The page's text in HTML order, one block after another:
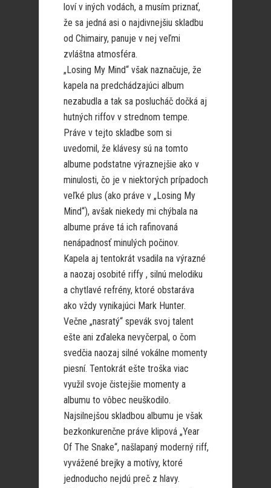
loví v iných vodách, a musím priznať,
že sa jedná asi o najdivnejšiu skladbu
od Chimairy, panuje v nej veľmi
zvláštna atmosféra.
„Losing My Mind“ však naznačuje, že
kapela na predchádzajúci album
nezabudla a tak sa poslucháč dočká aj
hutných riffov v strednom tempe.
Práve v tejto skladbe som si
uvedomil, že klávesy sú na tomto
albume podstatne výraznejšie ako v
minulosti, čo je v niektorých prípadoch
veľké plus (ako práve v „Losing My
Mind“), avšak niekedy mi chýbala na
albume práve tá ich rafinovaná
nenápadnosť minulých počinov.
Kapela aj tentokrát vsadila na výrazné
a naozaj osobité riffy , silnú melodiku
a chytlavé refrény, ktoré obstaráva
ako vždy vynikajúci Mark Hunter.
Večne „nasratý“ spevák svoj talent
ešte ani zďaleka nevyčerpal, o čom
svedčia naozaj silné vokálne momenty
piesní. Tentokrát ešte troška viac
využil svoje čistejšie momenty a
albumu to vôbec neuškodilo.
Najsilnejšou skladbou albumu je však
bezkonkurenčne práve klipová „Year
Of The Snake“, našlapaný moderný riff,
vyvážené brejky a motívy, ktoré
jednoducho nejdú preč z hlavy.